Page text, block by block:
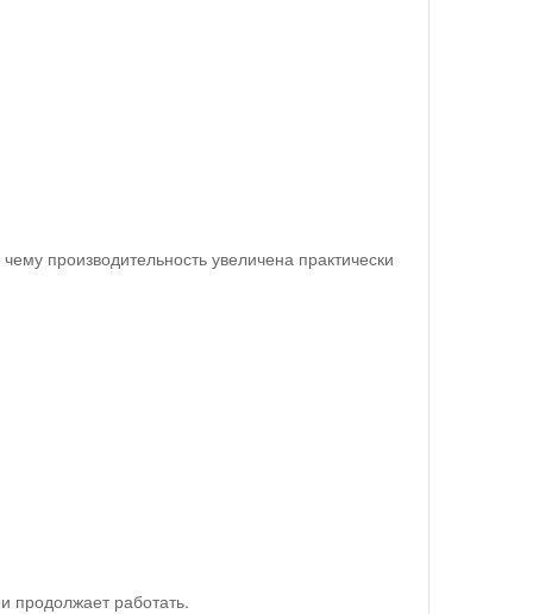
производительность увеличена практически
продолжает работать.